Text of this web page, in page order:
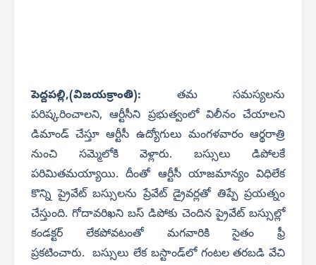
పెద్దపల్లి,(విజయక్రాంతి): తమ సమస్యలను
పరిష్కరించాలని, ఆర్టీసీని ప్రభుత్వంలో విలీనం చేయాలని
డిమాండ్‌ చేస్తూ ఆర్టీసీ ఉద్యోగులు మంగళవారం ఆర్థరాత్రి
నుంచి సమ్మెలోకి వెళ్లారు. బస్సులు డిపోలకే
పరిమితమయ్యాయి. దీంతో ఆర్టీసీ యాజమాన్యం విధిలేక
కొన్ని ప్రైవేట్‌ బస్సులను ప్రేవేట్‌ డ్రైవర్లతో తిప్పే ప్రయత్నం
చేస్తుంది. గోదావరిఖని బస్ డిపోకు చెందిన ప్రైవేట్‌ బస్సుల్లో
కండక్టర్‌ లేకపోవటంతో మగవారికి సైతం ఫ్రీ
ప్రకటించారు. బస్సులు లేక బస్టాండ్‌లో గంటల తరబడి వేచి